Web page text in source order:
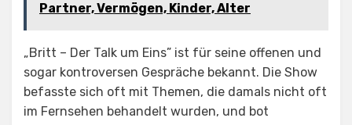
Partner, Vermögen, Kinder, Alter
„Britt – Der Talk um Eins” ist für seine offenen und
sogar kontroversen Gespräche bekannt. Die Show
befasste sich oft mit Themen, die damals nicht oft
im Fernsehen behandelt wurden, und bot